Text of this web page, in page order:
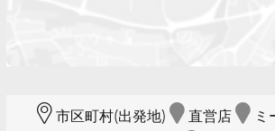
市区町村(出発地) 直営店
ミ